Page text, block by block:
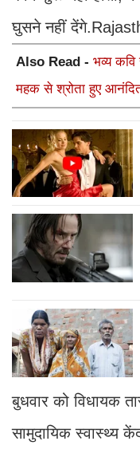
घुसने नहीं
Also Read - भव्य कवि
महक से श्रोता हुए
बुधवार को विधायक
सामुदायिक स्वास्थ्य